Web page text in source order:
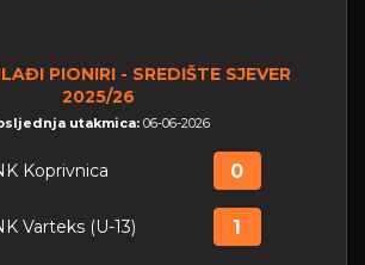
PIONIRI - SREDIŠTE SJEVER
2025/26
utakmica: 06-06-2026
Koprivnica 0
Varteks (U-13) 1